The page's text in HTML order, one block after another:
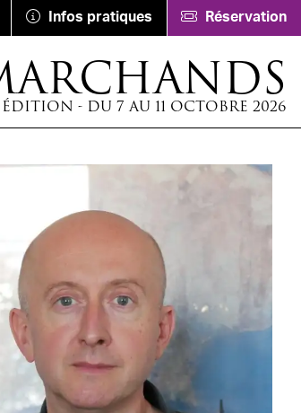
Infos pratiques Réservation
- DU 7 AU 11 OCTOBRE 2026